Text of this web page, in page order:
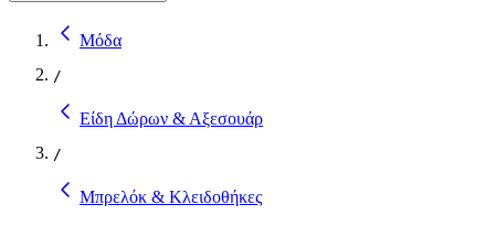
Μόδα
/
Είδη Δώρων & Αξεσουάρ
/
Μπρελόκ & Κλειδοθήκες